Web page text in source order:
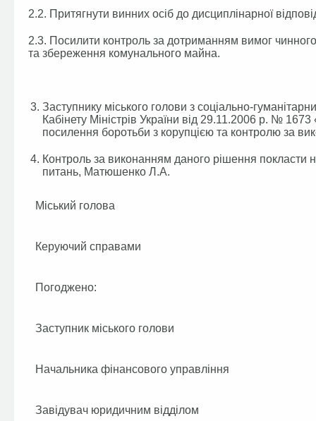
2.2. Притягнути винних осіб до дисциплінарної
2.3. Посилити контроль за дотриманням вимог
та збереження комунального майна.
Заступнику міського голови з соціально-
Кабінету Міністрів України від 29.11.2006 р. №
посилення боротьби з корупцією та контролю за
Контроль за виконанням даного рішення покласти
питань, Матюшенко Л.А.
Міський голова
Керуючий справами
Погоджено:
Заступник міського голови
Начальника фінансового управління
Завідувач юридичним відділом